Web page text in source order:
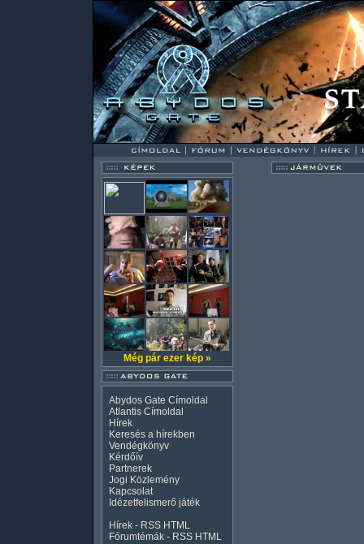
Még pár ezer kép »
Abydos Gate Címoldal
Atlantis Címoldal
Hírek
Keresés a hírekben
Vendégkönyv
Kérdőív
Partnerek
Jogi Közlemény
Kapcsolat
Idézetfelismerő játék
Hírek - RSS HTML
Fórumtémák - RSS HTML